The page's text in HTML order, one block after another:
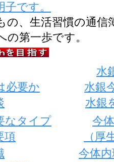
です。
の、生活習慣の通信
の第一歩です。
水
必要か
水銀
水銀
なタイプ
今
項
（厚
今体